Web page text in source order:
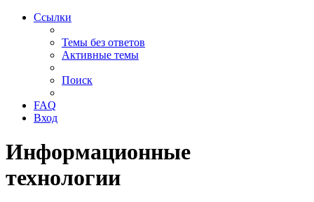
Ссылки
Темы без ответов
Активные темы
Поиск
FAQ
Вход
Информационные
технологии